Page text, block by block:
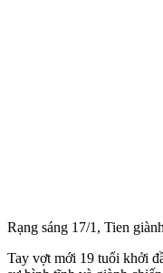
Rạng sáng 17/1, Tien
Tay vợt mới 19 tuổi khởi